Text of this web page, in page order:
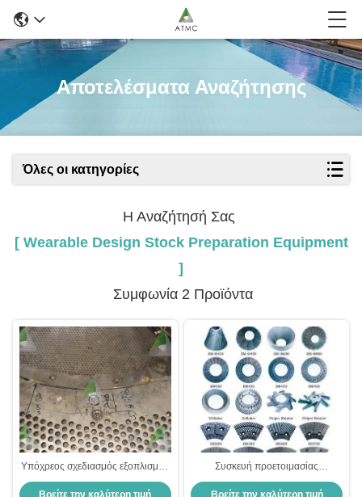
Αποτελέσματα Αναζήτησης
Όλες οι κατηγορίες
Η Αναζήτησή Σας
[ Wearable Design Stock Preparation Equipment
]
Συμφωνία 2 Προϊόντα
Υπόχρεος σχεδιασμός εξοπλισμός
προετοιμασίας αποθεμάτων
Βρείτε την καλύτερη τιμή
Συσκευή προετοιμασίας
αποθεμάτων διυλιστή DDR
Βρείτε την καλύτερη τιμή